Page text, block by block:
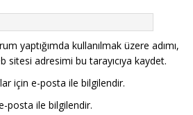
yaptığımda kullanılmak üzere adımı,
sitesi adresimi bu tarayıcıya kaydet.
için e-posta ile bilgilendir.
posta ile bilgilendir.